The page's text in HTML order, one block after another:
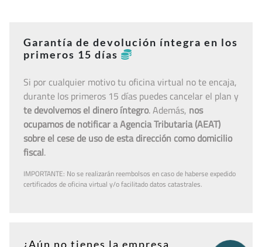
Garantía de devolución íntegra en los
primeros 15 días
Si por cualquier motivo tu oficina virtual no te encaja,
durante los primeros 15 días puedes cancelar el plan y
te devolvemos el dinero íntegro. Además, nos
ocupamos de notificar a Agencia Tributaria (AEAT)
sobre el cese de uso de esta dirección como domicilio
fiscal.
IMPORTANTE: No se realizarán reembolsos en caso de haberse expedido
certificados de oficina virtual y/o facilitado datos catastrales.
¿Aún no tienes la empresa